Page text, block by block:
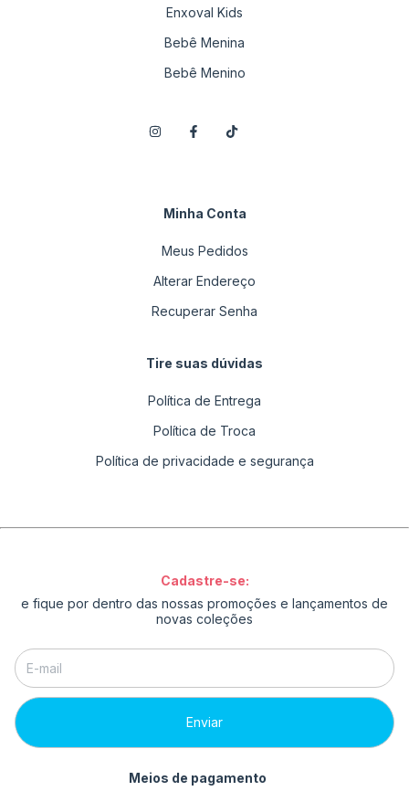
Enxoval Kids
Bebê Menina
Bebê Menino
Minha Conta
Meus Pedidos
Alterar Endereço
Recuperar Senha
Tire suas dúvidas
Política de Entrega
Política de Troca
Política de privacidade e segurança
Cadastre-se:
e fique por dentro das nossas promoções e lançamentos de
novas coleções
Meios de pagamento